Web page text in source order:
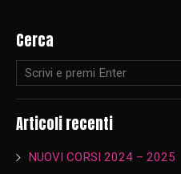
Cerca
Articoli recenti
NUOVI CORSI 2024 – 2025